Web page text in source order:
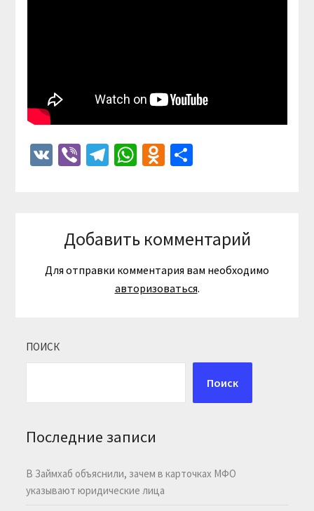
VKViberTelegram
WhatsApp
Odnoklassniki
Отправить
Добавить комментарий
Для отправки комментария вам необходимо
авторизоваться.
ПОИСК
Поиск
Последние записи
В Займхаб объяснили, зачем в карточках МФО
указывают юридические лица